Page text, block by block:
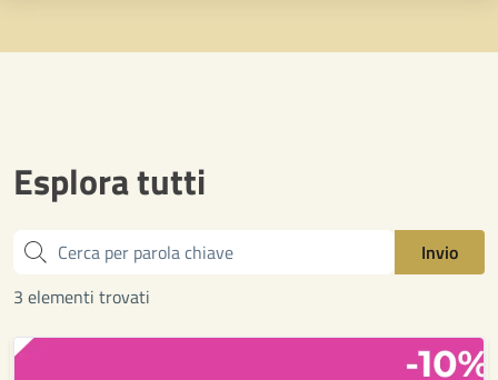
Esplora tutti
Cerca
Invio
3 elementi trovati